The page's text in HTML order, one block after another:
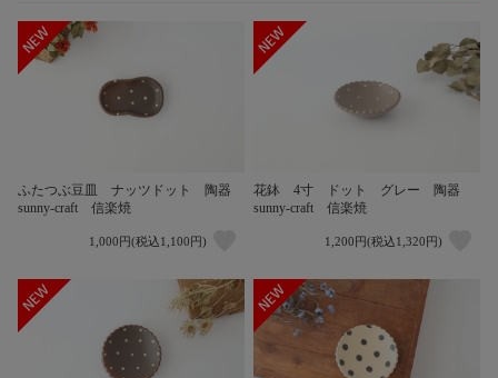
ふたつぶ豆皿 ナッツドット 陶器
sunny-craft 信楽焼
1,000円(税込1,100円)
花鉢 4寸 ドット グレー 陶器
sunny-craft 信楽焼
1,200円(税込1,320円)